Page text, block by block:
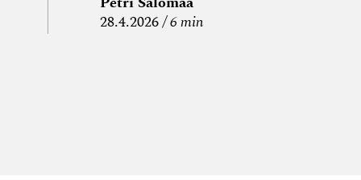
Petri Salomaa
28.4.2026 6 min